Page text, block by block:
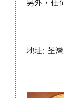
地址: 荃